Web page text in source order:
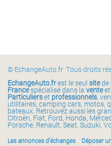
© EchangeAuto.fr Tous droits
EchangeAuto.frest le seul sitede
Francespécialisé dans la venteet
Particulierset professionnels,
utilitaires, camping cars, motos,
bateaux. Retrouvez aussi les
Citroën, Fiat, Ford, Honda,
Porsche, Renault, Seat, Suzuki,
Les annonces d'échanges Déposer